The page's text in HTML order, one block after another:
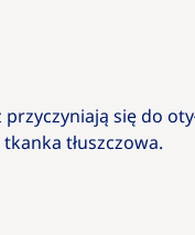
się do
tłuszczowa.